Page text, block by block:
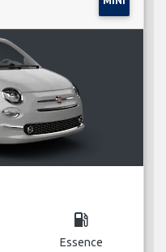
local_gas_station
Essence